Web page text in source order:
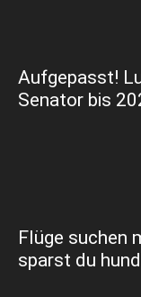
Aufgepasst!
Senator bis
Flüge suchen
sparst du